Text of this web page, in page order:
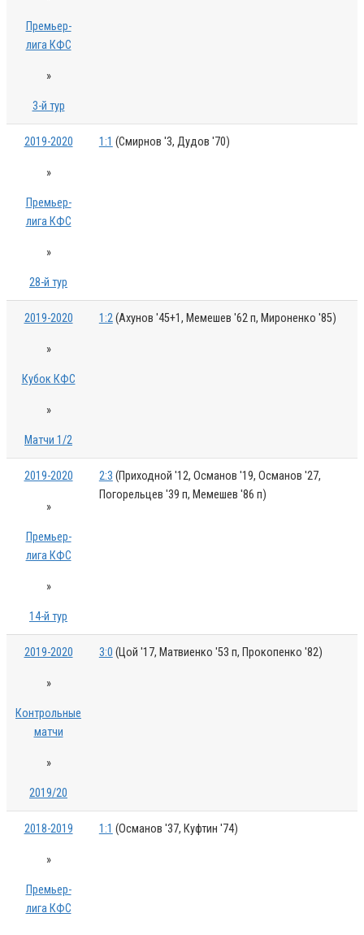
Премьер-
лига КФС
»
3-й тур
2019-2020
»
Премьер-
лига КФС
»
28-й тур
1:1 (Смирнов '3, Дудов '70)
2019-2020
»
Кубок КФС
»
Матчи 1/2
1:2(Ахунов '45+1, Мемешев '62 п, Мироненко '85)
2019-2020
»
Премьер-
лига КФС
»
14-й тур
2:3 (Приходной '12, Османов '19, Османов '27,
Погорельцев '39 п, Мемешев '86 п)
2019-2020
»
Контрольные
матчи
»
2019/20
3:0 (Цой '17, Матвиенко '53 п, Прокопенко '82)
2018-2019
»
Премьер-
лига КФС
1:1 (Османов '37, Куфтин '74)